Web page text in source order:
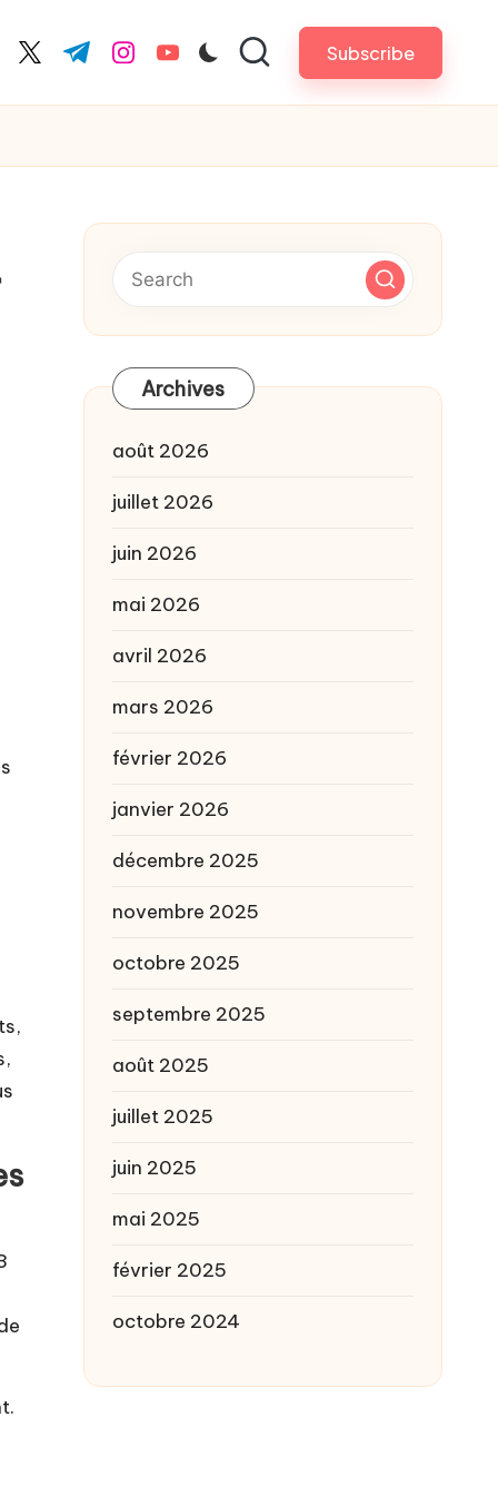
twitter.com
t.me instagram.com
youtube.com Subscribe
Archives
août 2026
juillet 2026
juin 2026
mai 2026
avril 2026
mars 2026
février 2026
janvier 2026
décembre 2025
novembre 2025
octobre 2025
septembre 2025
août 2025
juillet 2025
juin 2025
mai 2025
février 2025
octobre 2024